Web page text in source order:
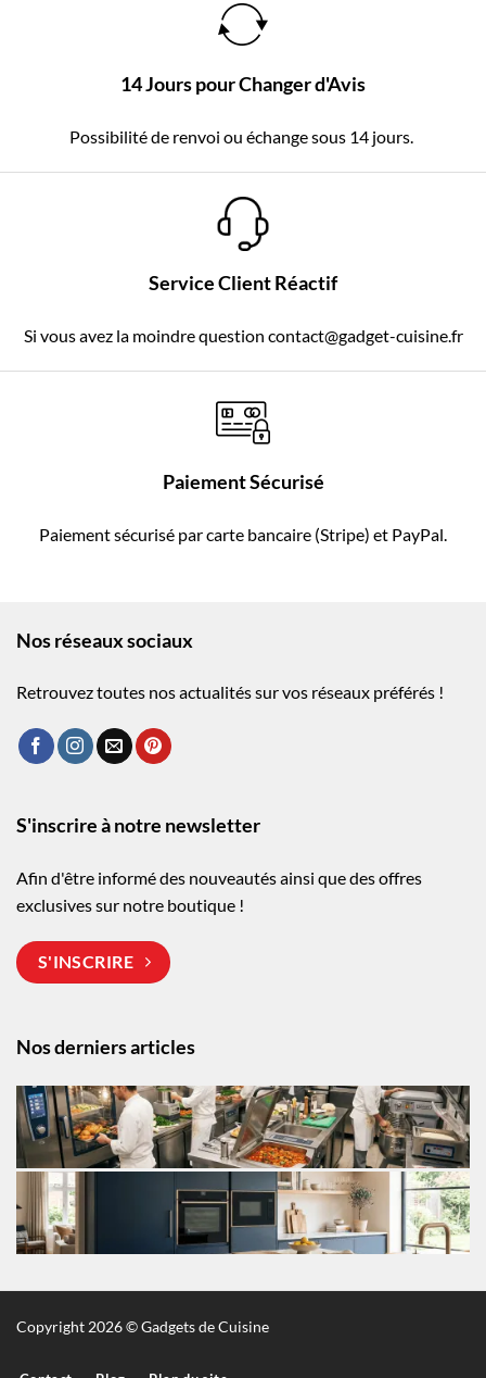
14 Jours pour Changer d'Avis
Possibilité de renvoi ou échange sous 14 jours.
Service Client Réactif
Si vous avez la moindre question contact@gadget-cuisine.fr
Paiement Sécurisé
Paiement sécurisé par carte bancaire (Stripe) et PayPal.
Nos réseaux sociaux
Retrouvez toutes nos actualités sur vos réseaux préférés !
Nos derniers articles
S'inscrire à notre newsletter
Afin d'être informé des nouveautés ainsi que des offres
exclusives sur notre boutique !
S'INSCRIRE
Copyright 2026 © Gadgets de Cuisine